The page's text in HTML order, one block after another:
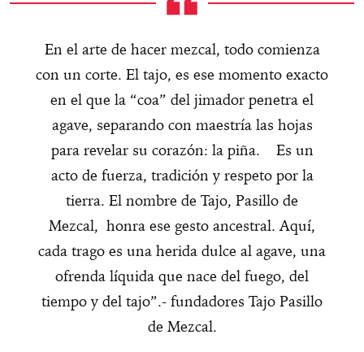
En el arte de hacer mezcal, todo comienza
con un corte. El tajo, es ese momento exacto
en el que la “coa” del jimador penetra el
agave, separando con maestría las hojas
para revelar su corazón: la piña. Es un
acto de fuerza, tradición y respeto por la
tierra. El nombre de Tajo, Pasillo de
Mezcal, honra ese gesto ancestral. Aquí,
cada trago es una herida dulce al agave, una
ofrenda líquida que nace del fuego, del
tiempo y del tajo”.- fundadores Tajo Pasillo
de Mezcal.